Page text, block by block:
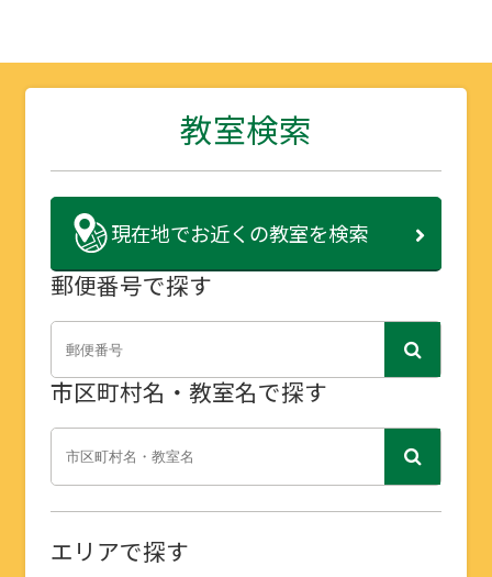
教室検索
現在地でお近くの教室を検索
郵便番号で探す
市区町村名・教室名で探す
エリアで探す